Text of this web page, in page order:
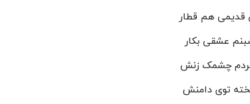
هم قطار
عشقی بکار
چشمک زنش
توی دامنش